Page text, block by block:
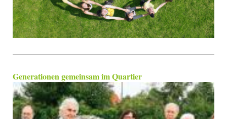
Generationen gemeinsam im Quartier